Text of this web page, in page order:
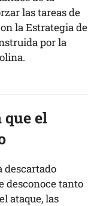
las tareas de
la Estrategia de
por la
el
descartado
desconoce tanto
ataque, las